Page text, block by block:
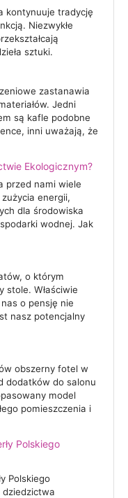
kontynuuje tradycję
Niezwykłe
sztuki.
zastanawia
Jedni
są kafle podobne
inni uważają, że
Ekologicznym?
przed nami wiele
energii,
dla środowiska
wodnej. Jak
o którym
stole. Właściwie
o pensję nie
nasz potencjalny
obszerny fotel w
dodatków do salonu
model
pomieszczenia i
Polskiego
Polskiego
dziedzictwa